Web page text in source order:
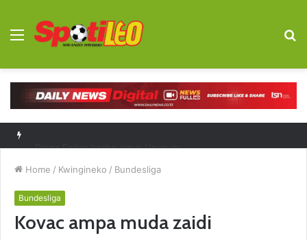
Menu
Home / Kwingineko / Bundesliga
Bundesliga
Kovac ampa muda zaidi